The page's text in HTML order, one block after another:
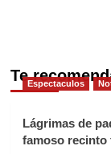
TeEspectaculos
Lágrimas de
famoso recinto